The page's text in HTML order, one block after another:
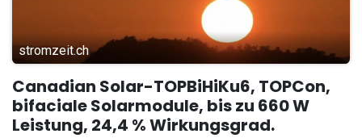
stromzeit.ch
Canadian Solar-TOPBiHiKu6, TOPCon,
bifaciale Solarmodule, bis zu 660 W
Leistung, 24,4 % Wirkungsgrad.